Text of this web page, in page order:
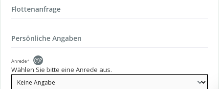
Flottenanfrage
Persönliche Angaben
Anrede* ?
Wählen Sie bitte eine Anrede aus.